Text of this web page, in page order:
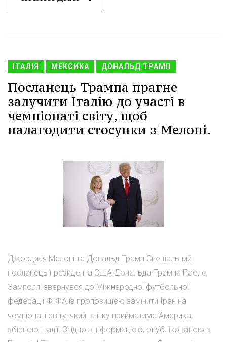
ІТАЛІЯ МЕКСИКА ДОНАЛЬД ТРАМП
Посланець Трампа прагне
залучити Італію до участі в
чемпіонаті світу, щоб
налагодити стосунки з Мелоні.
Джорджія Мелоні та Дональд Трамп Спеціальний
посланець президента США Дональда Трампа Паоло
Замполлі звернувся до Міжнародної футбольної
федерації ФІФА із пропозицією замінити Іран на
чемпіонаті світу, який влітку прийматиме Америка,
збірною Італії. Згідно з інформацією, опублікованою в